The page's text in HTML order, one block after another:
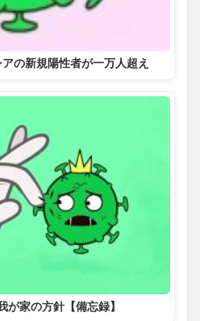
の新規陽性者が一万人超え
が家の方針【備忘録】